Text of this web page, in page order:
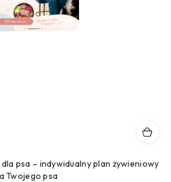
psa – indywidualny plan żywieniowy
Twojego psa